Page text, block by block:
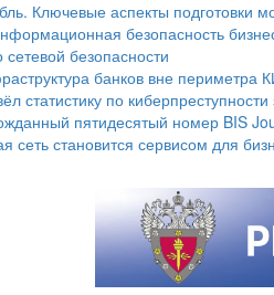
Ключевые аспекты подготовки
безопасность
безопасности
банков вне периметра
статистику по
пятидесятый номер BIS
сеть становится сервисом для